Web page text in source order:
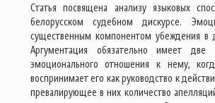
Статья посвящена анализу языковых
белорусском судебном дискурсе.
существенным компонентом убеждения в
Аргументация обязательно имеет
эмоционального отношения к нему,
воспринимает его как руководство к
превалирующее в них количество